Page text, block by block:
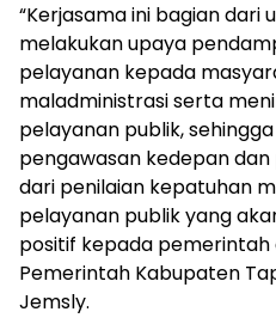
“Kerjasama ini bagian dari
melakukan upaya
pelayanan kepada
maladministrasi serta
pelayanan publik,
pengawasan kedepan
dari penilaian kepatuhan
pelayanan publik yang
positif kepada pemerintah
Pemerintah Kabupaten
Jemsly.